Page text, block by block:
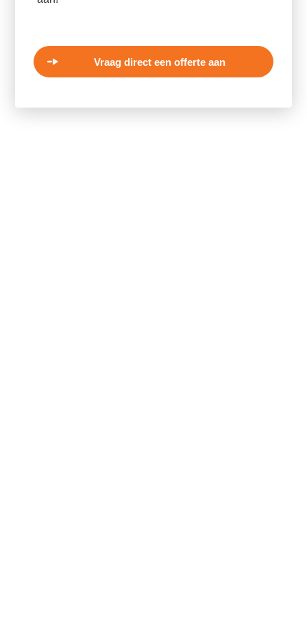
Vraag direct een offerte aan